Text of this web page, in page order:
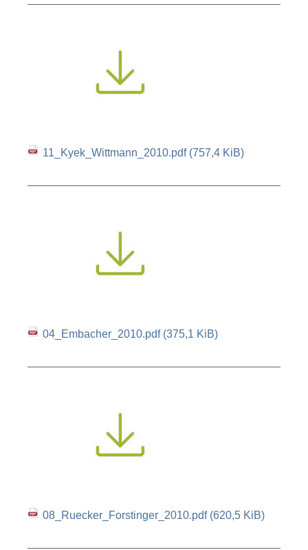
11_Kyek_Wittmann_2010.pdf (757,4 KiB)
04_Embacher_2010.pdf (375,1 KiB)
08_Ruecker_Forstinger_2010.pdf (620,5 KiB)